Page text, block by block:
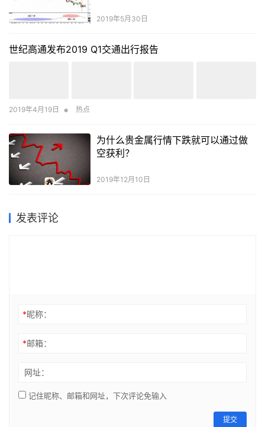
2019年5月30日
世纪高通发布2019 Q1交通出行报告
2019年4月19日 • 热点
为什么贵金属行情下跌就可以通过做
空获利？
2019年12月10日
发表评论
*昵称：
*邮箱：
网址：
记住昵称、邮箱和网址，下次评论免输入
提交